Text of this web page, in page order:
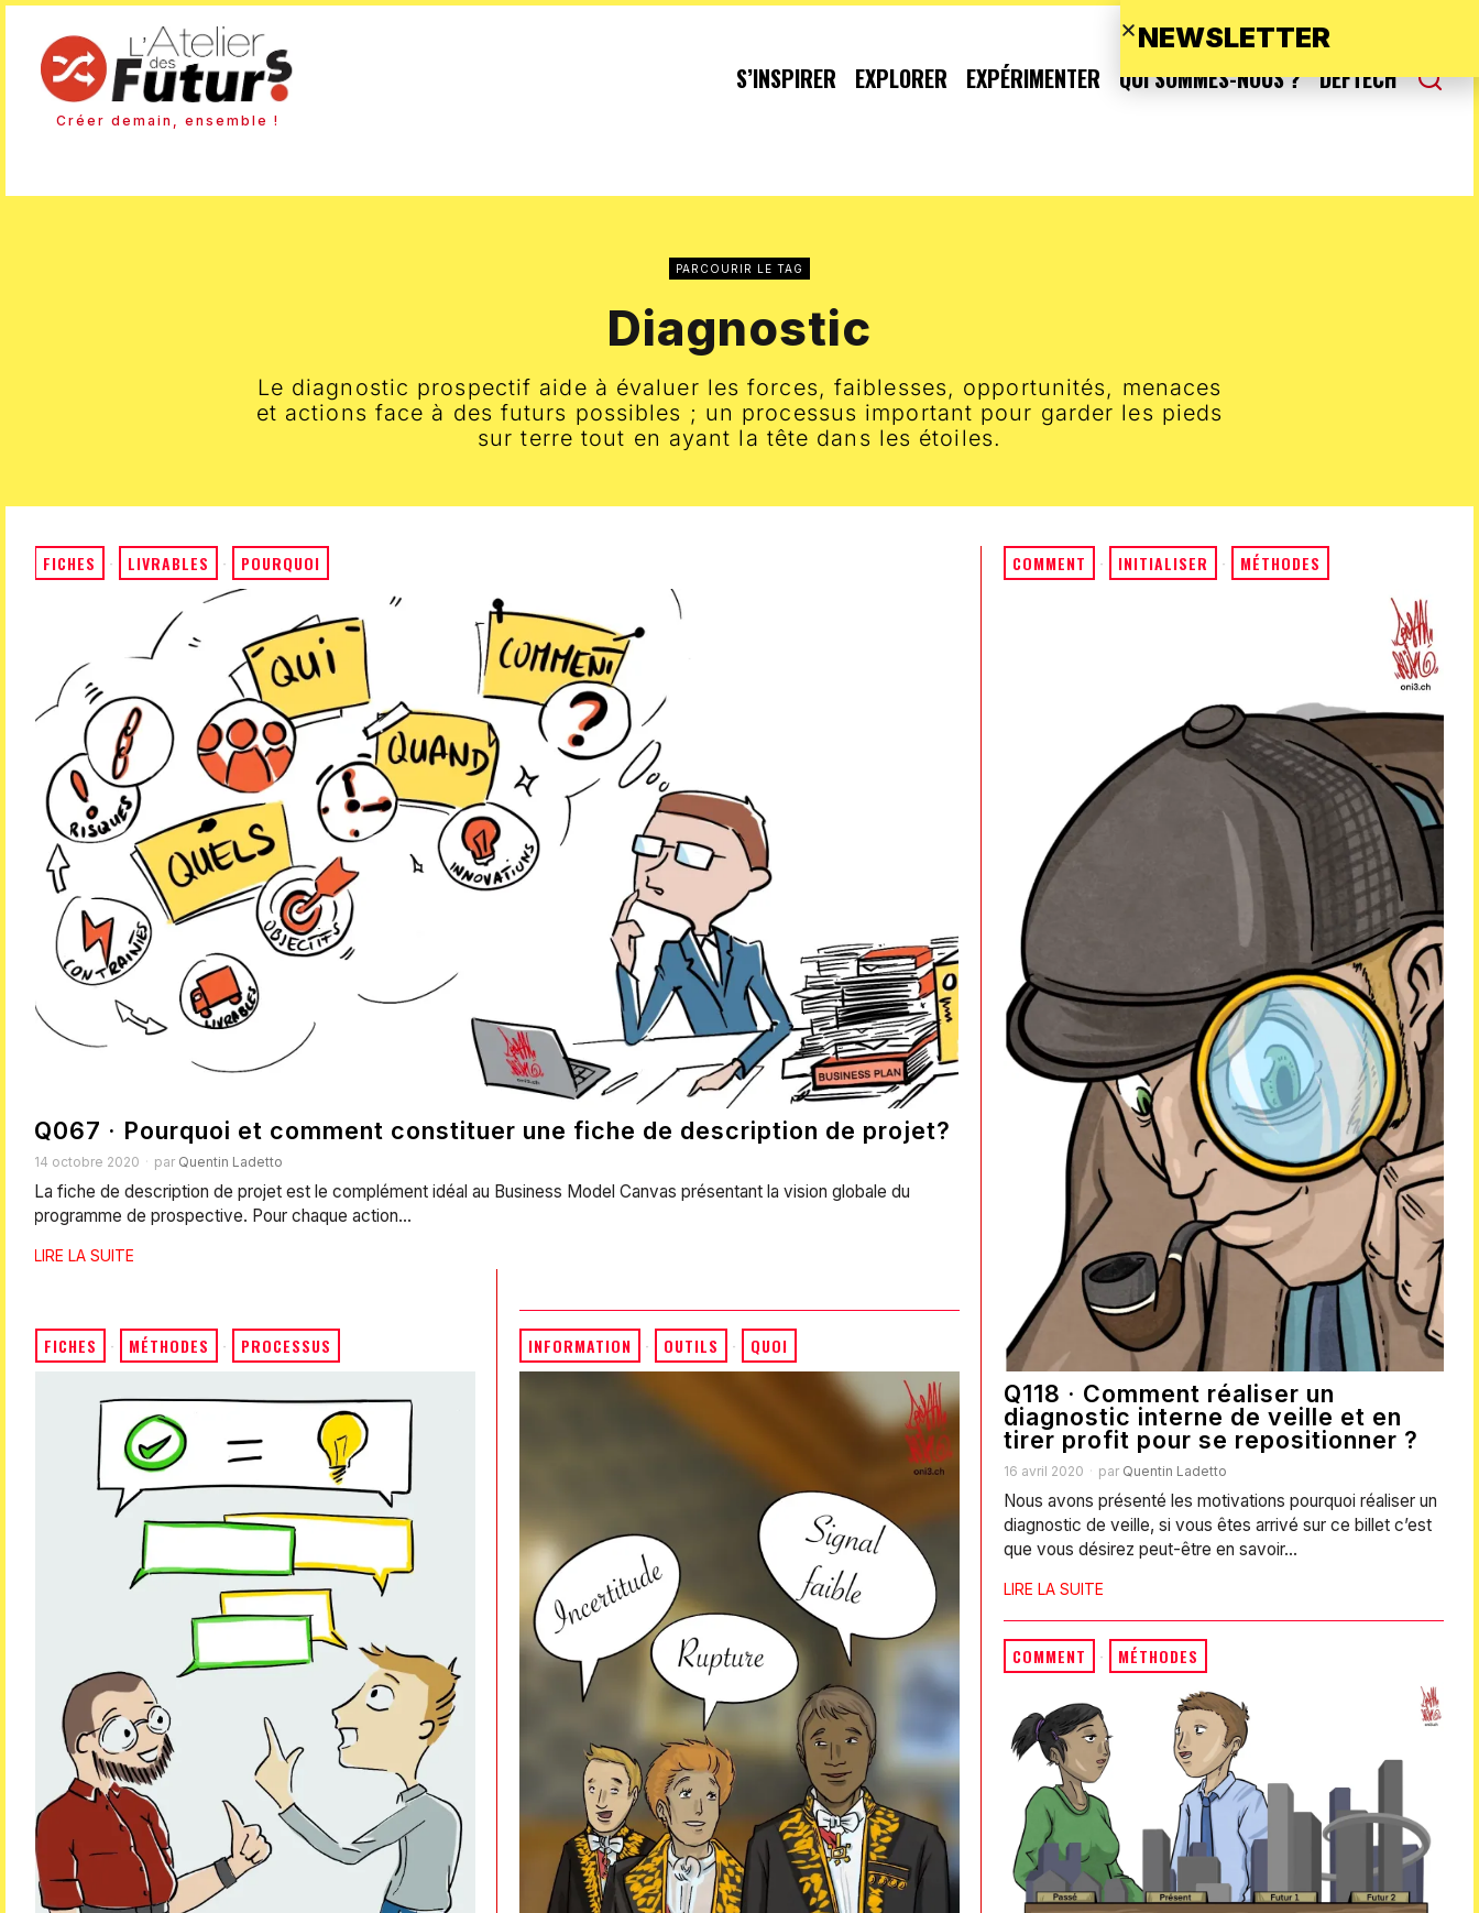
Créer demain, ensemble !
S’INSPIRER EXPLORER EXPÉRIMENTER QUI SOMMES-NOUS ? DEFTECH
PARCOURIR LE TAG
Diagnostic
Le diagnostic prospectif aide à évaluer les forces, faiblesses, opportunités, menaces
et actions face à des futurs possibles ; un processus important pour garder les pieds
sur terre tout en ayant la tête dans les étoiles.
FICHES · LIVRABLES · POURQUOI
Q067 · Pourquoi et comment constituer une fiche de description de projet?
14 octobre 2020 par Quentin Ladetto
La fiche de description de projet est le complément idéal au Business Model Canvas présentant la vision globale du
programme de prospective. Pour chaque action…
LIRE LA SUITE
COMMENT · INITIALISER · MÉTHODES
Q118 · Comment réaliser un
diagnostic interne de veille et en
tirer profit pour se repositionner ?
16 avril 2020 par Quentin Ladetto
Nous avons présenté les motivations pourquoi réaliser un
diagnostic de veille, si vous êtes arrivé sur ce billet c’est
que vous désirez peut-être en savoir…
LIRE LA SUITE
FICHES · MÉTHODES · PROCESSUS INFORMATION · OUTILS · QUOI
COMMENT · MÉTHODES
NEWSLETTER